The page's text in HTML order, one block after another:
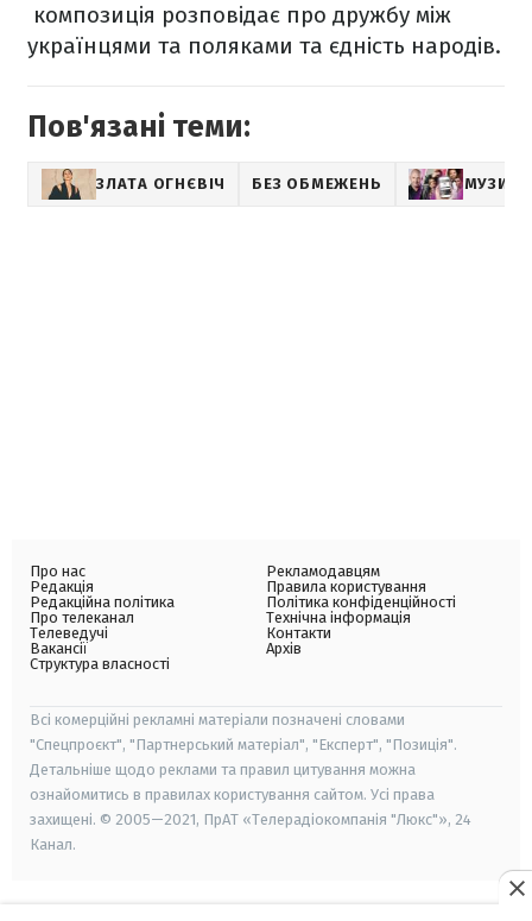
композиція розповідає про дружбу між
українцями та поляками та єдність народів.
Пов'язані теми:
ЗЛАТА ОГНЄВІЧ БЕЗ ОБМЕЖЕНЬ МУЗИКА
Про нас
Редакція
Редакційна політика
Про телеканал
Телеведучі
Вакансії
Структура власності
Рекламодавцям
Правила користування
Політика конфіденційності
Технічна інформація
Контакти
Архів
Всі комерційні рекламні матеріали позначені словами
"Спецпроєкт", "Партнерський матеріал", "Експерт", "Позиція".
Детальніше щодо реклами та правил цитування можна
ознайомитись в правилах користування сайтом. Усі права
захищені. © 2005—2021, ПрАТ «Телерадіокомпанія "Люкс"», 24
Канал.